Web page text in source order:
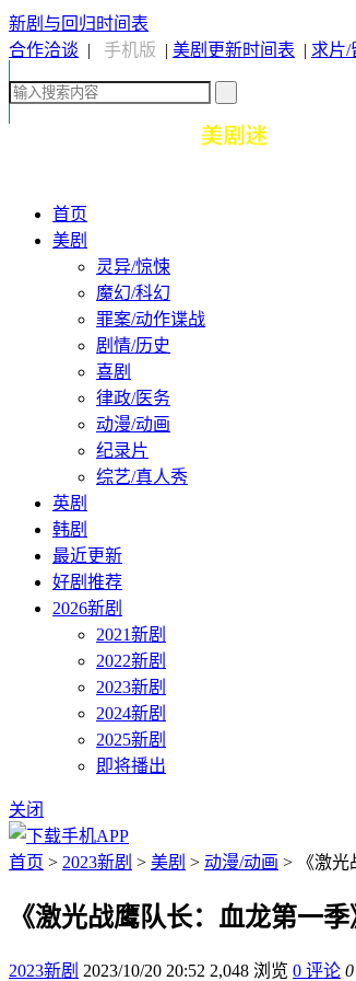
新剧与回归时间表
合作洽谈 | 手机版 | 美剧更新时间表 | 求片/
首页
美剧
灵异/惊悚
魔幻/科幻
罪案/动作谍战
剧情/历史
喜剧
律政/医务
动漫/动画
纪录片
综艺/真人秀
英剧
韩剧
最近更新
好剧推荐
2026新剧
2021新剧
2022新剧
2023新剧
2024新剧
2025新剧
即将播出
关闭
首页 > 2023新剧 > 美剧 > 动漫/动画 > 《激光
《激光战鹰队长：血龙第一
2023新剧 2023/10/20 20:52 2,048 浏览 0 评论